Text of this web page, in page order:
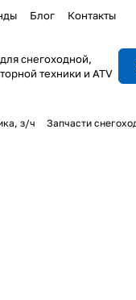
Блог Контакты
снегоходной,
техники и ATV
з/ч Запчасти